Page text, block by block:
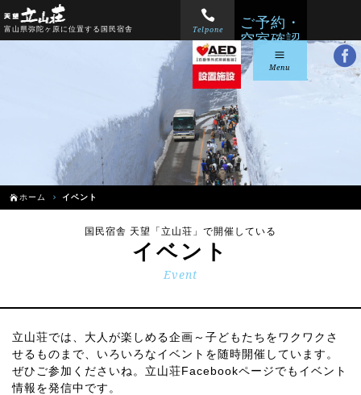
富山県弥陀ヶ原に位置する国民宿舎 Telpone
ご予約・
空室確認
Menu
ホーム イベント
国民宿舎 天望「立山荘」で開催している
イベント
Event
立山荘では、大人が楽しめる企画～子どもたちをワクワクさ
せるものまで、いろいろなイベントを随時開催しています。
ぜひご参加くださいね。立山荘Facebookページでもイベント
情報を発信中です。